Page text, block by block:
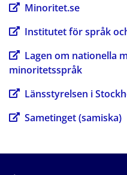
Minoritet.se
Institutet för språk
Lagen om nationella
minoritetsspråk
Länsstyrelsen i
Sametinget (samiska)